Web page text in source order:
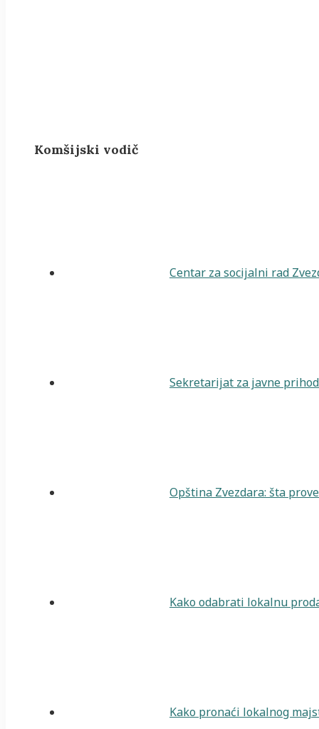
Komšijski vodič
Centar za socijalni rad
Sekretarijat za javne
Opština Zvezdara: šta
Kako odabrati lokalnu
Kako pronaći lokalnog